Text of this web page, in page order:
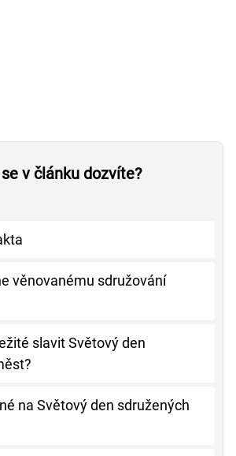
v článku dozvíte?
věnovanému sdružování
slavit Světový den
na Světový den sdružených